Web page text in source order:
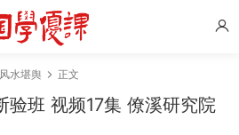
风水堪舆 正文
验班 视频17集 僚溪研究院